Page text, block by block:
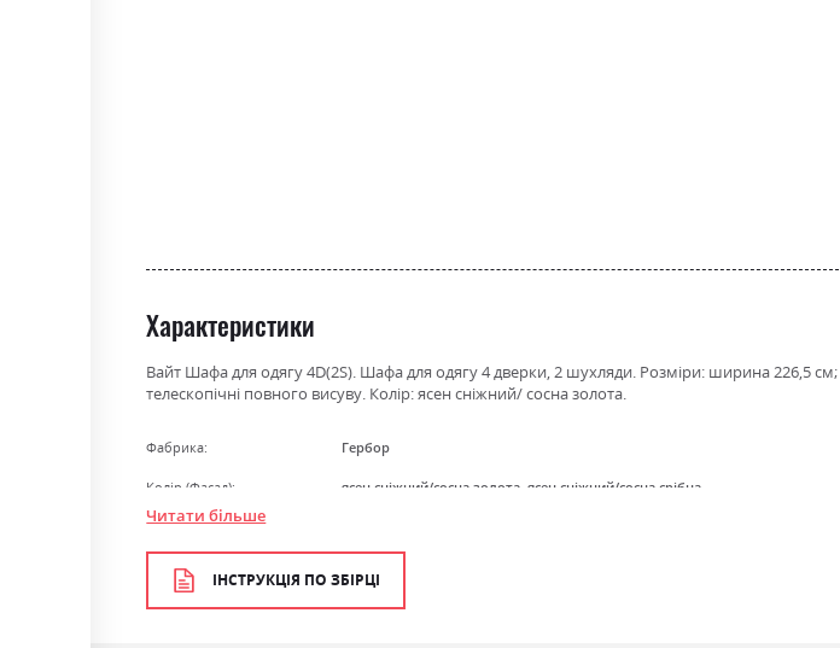
Характеристики
Вайт Шафа для одягу 4D(2S). Шафа для одягу 4 дверки, 2 шухляди. Розміри: ширина 226,5
телескопічні повного висуву. Колір: ясен сніжний/ сосна золота.
Фабрика: Гербор
Колір (Фасад): ясен сніжний/сосна золота, ясен сніжний/сосна срібна
Колір (Корпус):
Колір матеріалу
Стиль класика, прованс, ретро
Читати більше
ІНСТРУКЦІЯ ПО ЗБІРЦІ